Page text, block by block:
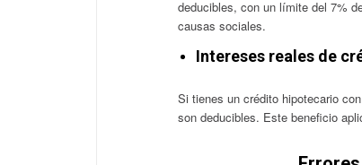
deducibles, con un límite del 7%
causas sociales.
Intereses reales de
Si tienes un crédito hipotecario
son deducibles. Este beneficio